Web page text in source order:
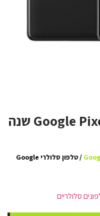
טלפון סלולרי Google Pixel 7 Pro שנה
/ טלפון סלולרי Google
סלולריים